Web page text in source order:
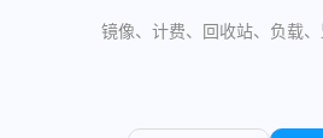
镜像、计费、回收站、负载